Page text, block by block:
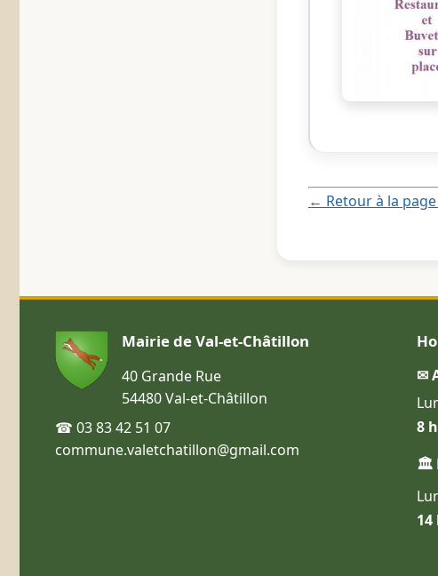
← Retour à la
Mairie de Val-et-Châtillon
40 Grande Rue
54480 Val-et-Châtillon
☎ 03 83 42 51 07
commune.valetchatillon@gmail.com
✉
8
🏛
14